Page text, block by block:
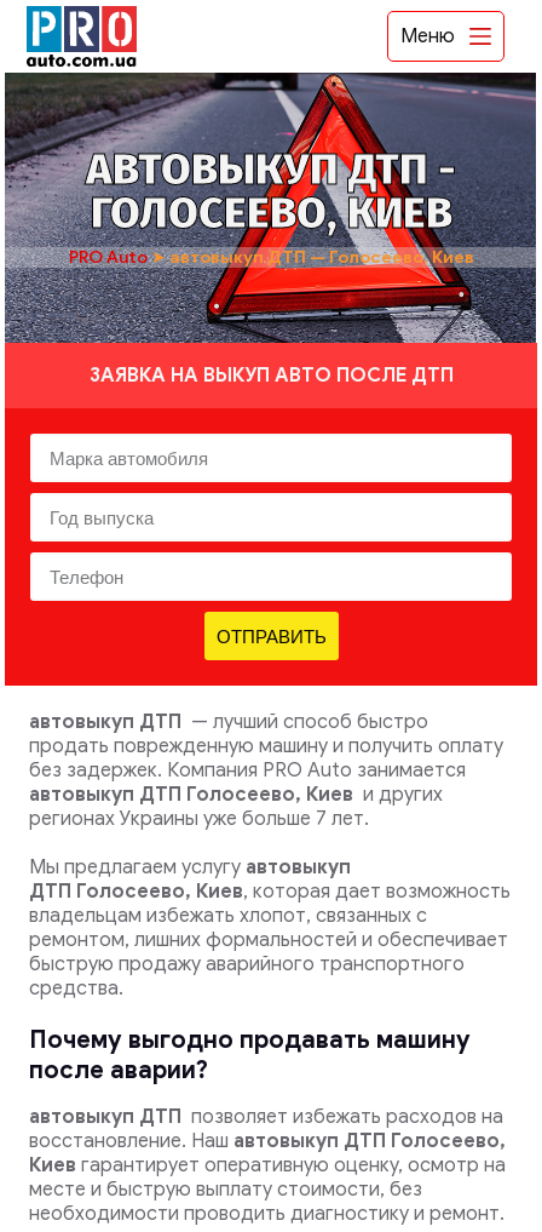
Меню
АВТОВЫКУП ДТП -
ГОЛОСЕЕВО, КИЕВ
PRO Auto➤автовыкуп ДТП — Голосеево, Киев
ЗАЯВКА НА ВЫКУП АВТО ПОСЛЕ ДТП
ОТПРАВИТЬ
автовыкуп ДТП — лучший способ быстро
продать поврежденную машину и получить оплату
без задержек. Компания PRO Auto занимается
автовыкуп ДТП Голосеево, Киев и других
регионах Украины уже больше 7 лет.
Мы предлагаем услугу автовыкуп
ДТП Голосеево, Киев, которая дает возможность
владельцам избежать хлопот, связанных с
ремонтом, лишних формальностей и обеспечивает
быструю продажу аварийного транспортного
средства.
Почему выгодно продавать машину
после аварии?
автовыкуп ДТП позволяет избежать расходов на
восстановление. Наш автовыкуп ДТП Голосеево,
Киев гарантирует оперативную оценку, осмотр на
месте и быструю выплату стоимости, без
необходимости проводить диагностику и ремонт.